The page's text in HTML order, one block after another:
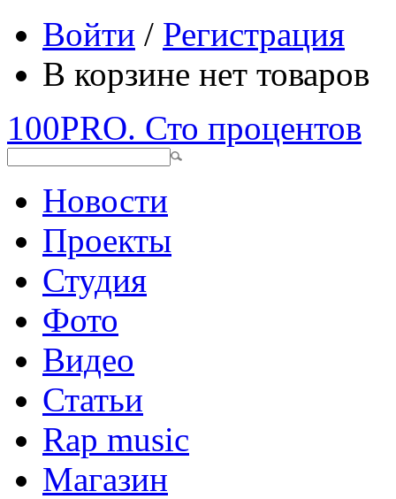
Войти / Регистрация
В корзине нет товаров
100PRO. Сто процентов
Новости
Проекты
Студия
Фото
Видео
Статьи
Rap music
Магазин